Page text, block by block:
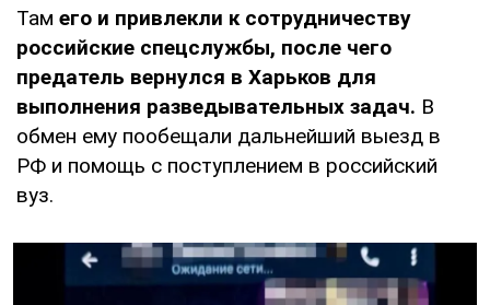
Там его и привлекли к сотрудничеству
российские спецслужбы, после чего
предатель вернулся в Харьков для
выполнения разведывательных задач. В
обмен ему пообещали дальнейший выезд в
РФ и помощь с поступлением в российский
вуз.